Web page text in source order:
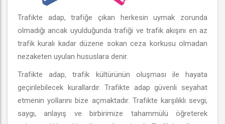
Trafikte adap, trafiğe çıkan herkesin uymak zorunda
olmadığı ancak uyulduğunda trafiği ve trafik akışını en az
trafik kuralı kadar düzene sokan ceza korkusu olmadan
nezaketen uyulan hususlara denir.
Trafikte adap, trafik kültürünün oluşması ile hayata
geçirilebilecek kurallardır. Trafikte adap güvenli seyahat
etmenin yollarını bize açmaktadır. Trafikte karşılıklı sevgi,
saygı, anlayış ve birbirimize tahammülü öğreterek